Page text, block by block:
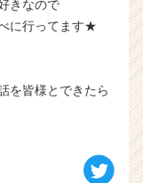
きなので
に行ってます★
を皆様とできたら